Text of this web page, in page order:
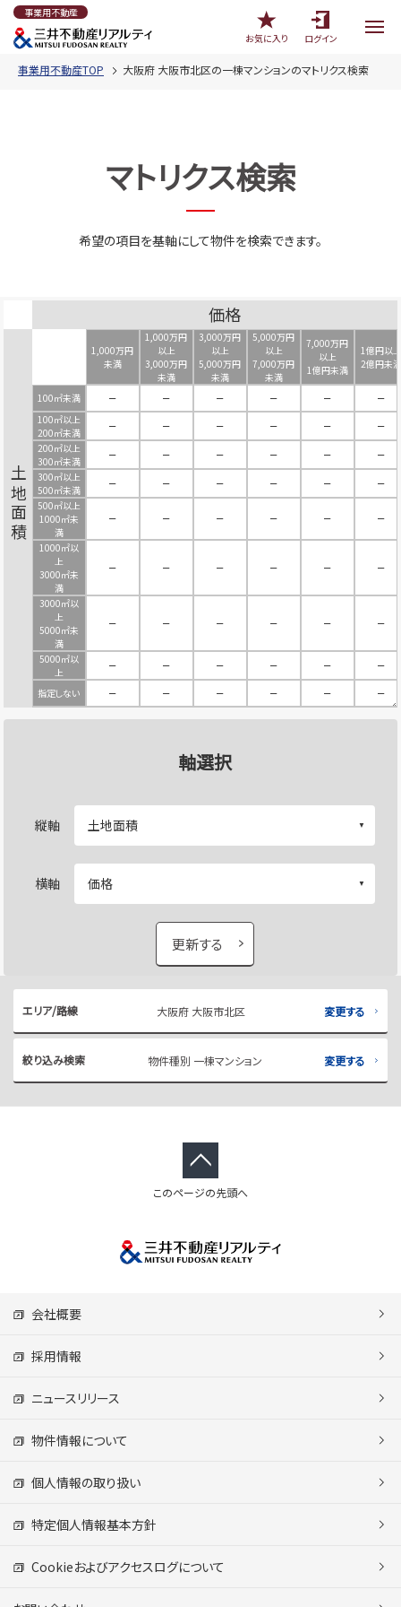
事業用不動産
お気に入り
ログイン
事業用不動産TOP 大阪府 大阪市北区の一棟マンションのマトリクス検索
マトリクス検索
希望の項目を基軸にして物件を検索できます。
価格
土地面積
1,000万円
未満
1,000万円
以上
3,000万円
未満
3,000万円
以上
5,000万円
未満
5,000万円
以上
7,000万円
未満
7,000万円
以上
1億円未満
1億円以上
2億円未満
100㎡未満 － － － － －
－
100㎡以上
200㎡未満
－ － － － －
－
200㎡以上
300㎡未満
－ － － － －
－
300㎡以上
500㎡未満
－ － － － －
－
500㎡以上
1000㎡未
満
－ － － － － －
1000㎡以
上
3000㎡未
満
－ － － － － －
3000㎡以
上
5000㎡未
満
－ － － － － －
5000㎡以
上
－ － － － － －
指定しない － － － － － －
軸選択
縦軸
横軸
更新する
エリア/路線 大阪府 大阪市北区 変更する
絞り込み検索 物件種別 一棟マンション 変更する
このページの先頭へ
会社概要
採用情報
ニュースリリース
物件情報について
個人情報の取り扱い
特定個人情報基本方針
Cookieおよびアクセスログについて